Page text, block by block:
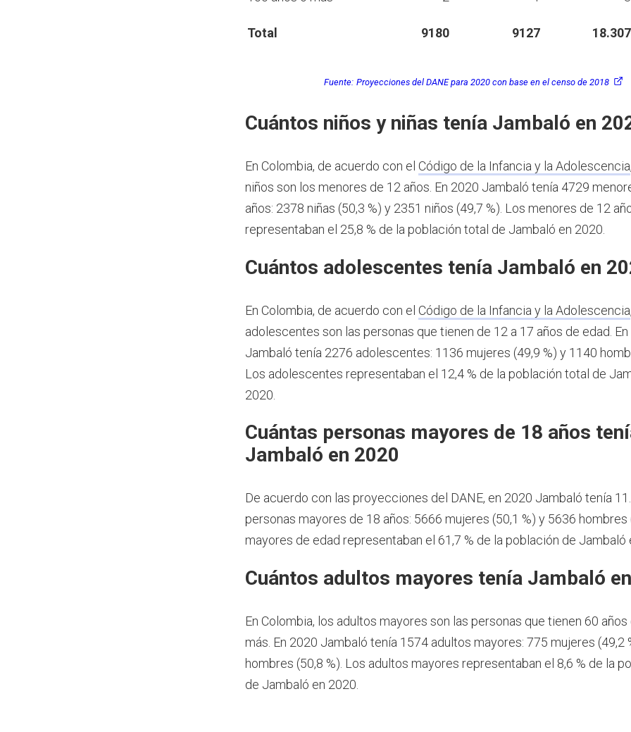
Total 9180 9127 18.307
Fuente: Proyecciones del DANE para 2020 con base en el censo de 2018
Cuántos niños y niñas tenía Jambaló en
En Colombia, de acuerdo con el Código de la Infancia y la Adolescencia
niños son los menores de 12 años. En 2020 Jambaló tenía 4729
años: 2378 niñas (50,3 %) y 2351 niños (49,7 %). Los menores de 12
representaban el 25,8 % de la población total de Jambaló en 2020.
Cuántos adolescentes tenía Jambaló en
En Colombia, de acuerdo con el Código de la Infancia y la Adolescencia
adolescentes son las personas que tienen de 12 a 17 años de edad.
Jambaló tenía 2276 adolescentes: 1136 mujeres (49,9 %) y 1140
Los adolescentes representaban el 12,4 % de la población total de
2020.
Cuántas personas mayores de 18 años
Jambaló en 2020
De acuerdo con las proyecciones del DANE, en 2020 Jambaló tenía
personas mayores de 18 años: 5666 mujeres (50,1 %) y 5636 hombres
mayores de edad representaban el 61,7 % de la población de Jambaló
Cuántos adultos mayores tenía Jambaló
En Colombia, los adultos mayores son las personas que tienen 60 años
más. En 2020 Jambaló tenía 1574 adultos mayores: 775 mujeres (49,2
hombres (50,8 %). Los adultos mayores representaban el 8,6 % de la
de Jambaló en 2020.